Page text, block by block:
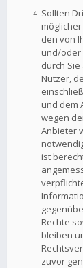
Sollten
den von
und/oder
durch
Nutzer,
und dem
wegen
Anbieter
ist
Rechte
bleiben
zuvor